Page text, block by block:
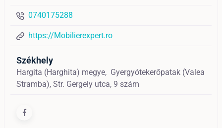
0740175288
https://Mobilierexpert.ro
Székhely
Hargita (Harghita) megye, Gyergyótekerőpatak (Valea
Stramba), Str. Gergely utca, 9 szám